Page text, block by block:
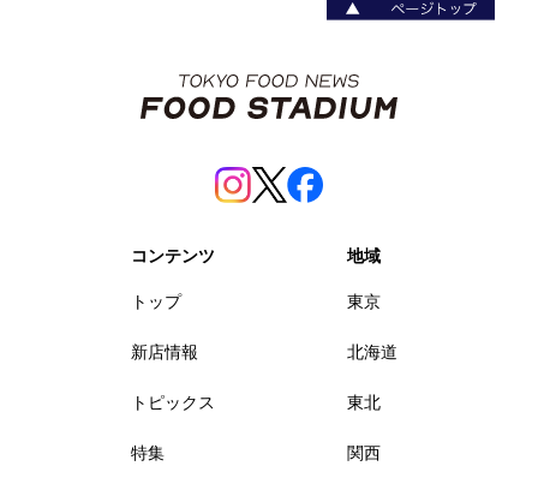
コンテンツ
トップ
新店情報
トピックス
特集
地域
東京
北海道
東北
関西